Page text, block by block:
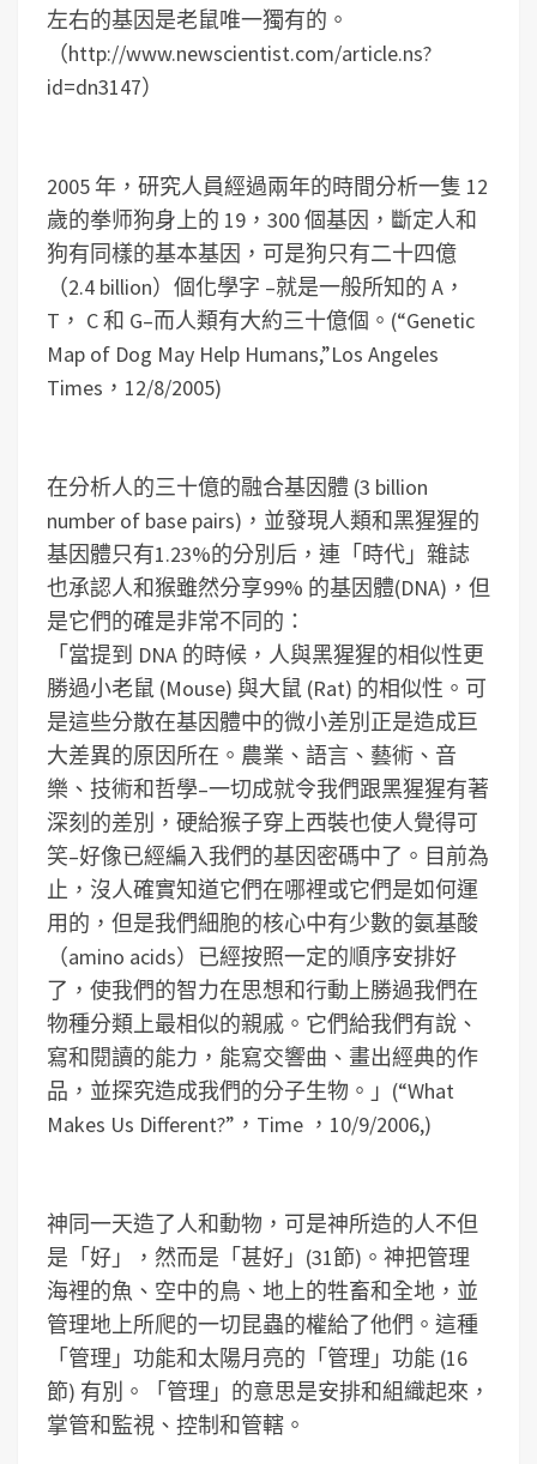
左右的基因是老鼠唯一獨有的。
（http://www.newscientist.com/article.ns?
id=dn3147）
2005 年，研究人員經過兩年的時間分析一隻 12
歲的拳师狗身上的 19，300 個基因，斷定人和
狗有同樣的基本基因，可是狗只有二十四億
（2.4 billion）個化學字 –就是一般所知的 A，
T， C 和 G–而人類有大約三十億個。(“Genetic
Map of Dog May Help Humans,”Los Angeles
Times，12/8/2005)
在分析人的三十億的融合基因體 (3 billion
number of base pairs)，並發現人類和黑猩猩的
基因體只有1.23%的分別后，連「時代」雜誌
也承認人和猴雖然分享99% 的基因體(DNA)，但
是它們的確是非常不同的：
「當提到 DNA 的時候，人與黑猩猩的相似性更
勝過小老鼠 (Mouse) 與大鼠 (Rat) 的相似性。可
是這些分散在基因體中的微小差別正是造成巨
大差異的原因所在。農業、語言、藝術、音
樂、技術和哲學–一切成就令我們跟黑猩猩有著
深刻的差別，硬給猴子穿上西裝也使人覺得可
笑–好像已經編入我們的基因密碼中了。目前為
止，沒人確實知道它們在哪裡或它們是如何運
用的，但是我們細胞的核心中有少數的氨基酸
（amino acids）已經按照一定的順序安排好
了，使我們的智力在思想和行動上勝過我們在
物種分類上最相似的親戚。它們給我們有說、
寫和閱讀的能力，能寫交響曲、畫出經典的作
品，並探究造成我們的分子生物。」(“What
Makes Us Different?”，Time ，10/9/2006,)
神同一天造了人和動物，可是神所造的人不但
是「好」，然而是「甚好」(31節)。神把管理
海裡的魚、空中的鳥、地上的牲畜和全地，並
管理地上所爬的一切昆蟲的權給了他們。這種
「管理」功能和太陽月亮的「管理」功能 (16
節) 有別。「管理」的意思是安排和組織起來，
掌管和監視、控制和管轄。